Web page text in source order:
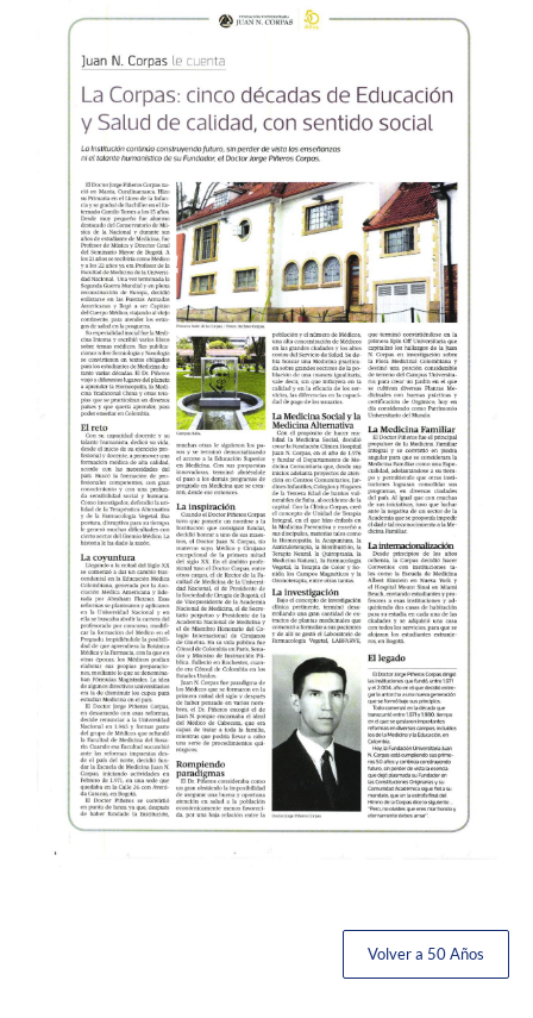
Volver a 50 Años